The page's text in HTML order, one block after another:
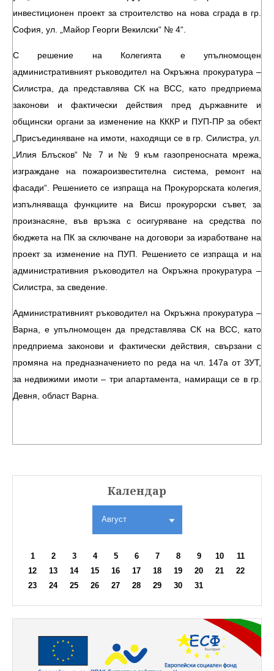
инвестиционен проект за строителство на нова сграда в гр.
София, ул. „Майор Георги Векилски“ № 4“.
С решение на Колегията е упълномощен
административният ръководител на Окръжна прокуратура –
Силистра, да представлява СК на ВСС, като предприема
законови и фактически действия пред държавните и
общински органи за изменение на КККР и ПУП-ПР за обект
„Присъединяване на имоти, находящи се в гр. Силистра, ул.
„Илия Блъсков“ № 7 и № 9 към газопреносната мрежа,
изграждане на пожароизвестителна система, ремонт на
фасади“. Решението се изпраща на Прокурорската колегия,
изпълняваща функциите на Висш прокурорски съвет, за
произнасяне, във връзка с осигуряване на средства по
бюджета на ПК за сключване на договори за изработване на
проект за изменение на ПУП. Решението се изпраща и на
административния ръководител на Окръжна прокуратура –
Силистра, за сведение.
Административният ръководител на Окръжна прокуратура –
Варна, е упълномощен да представлява СК на ВСС, като
предприема законови и фактически действия, свързани с
промяна на предназначението по реда на чл. 147а от ЗУТ,
за недвижими имоти – три апартамента, намиращи се в гр.
Девня, област Варна.
Календар
Август
1 2 3 4 5 6 7 8 9 10
11
12
13 14 15 16 17 18 19 20 21
22
23
24 25 26 27 28 29 30 31